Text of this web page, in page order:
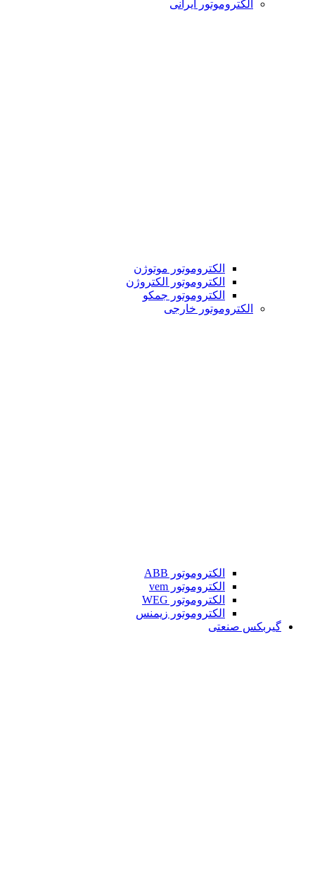
الکتروموتور ایرانی
الکتروموتور موتوژن
الکتروموتور الکتروژن
الکتروموتور جمکو
الکتروموتور خارجی
الکتروموتور ABB
الکتروموتور vem
الکتروموتور WEG
الکتروموتور زیمنس
گیربکس صنعتی